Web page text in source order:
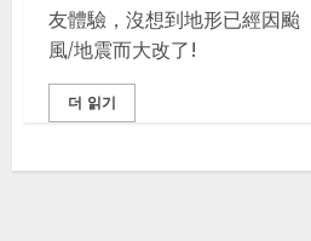
友體驗，沒想到地形已經因颱
風/地震而大改了!
더 읽기